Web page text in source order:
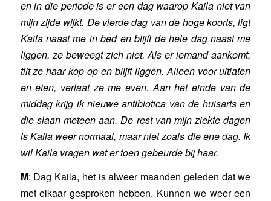
en in die periode is er een dag waarop Kaila niet van
mijn zijde wijkt. De vierde dag van de hoge koorts, ligt
Kaila naast me in bed en blijft de hele dag naast me
liggen, ze beweegt zich niet. Als er iemand aankomt,
tilt ze haar kop op en blijft liggen. Alleen voor uitlaten
en eten, verlaat ze me even. Aan het einde van de
middag krijg ik nieuwe antibiotica van de huisarts en
die slaan meteen aan. De rest van mijn ziekte dagen
is Kaila weer normaal, maar niet zoals die ene dag. Ik
wil Kaila vragen wat er toen gebeurde bij haar.
M: Dag Kaila, het is alweer maanden geleden dat we
met elkaar gesproken hebben. Kunnen we weer een